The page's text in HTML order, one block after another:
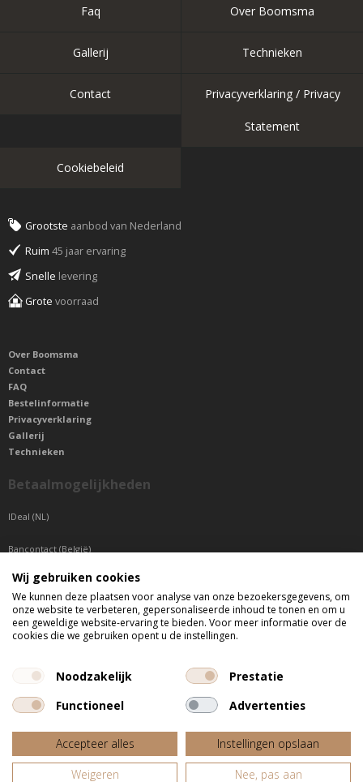
Faq Over Boomsma
Gallerij Technieken
Contact Privacyverklaring / Privacy
Statement
Cookiebeleid
Grootste aanbod van Nederland
Ruim 45 jaar ervaring
Snelle levering
Grote voorraad
Over Boomsma
Contact
FAQ
Bestelinformatie
Privacyverklaring
Gallerij
Technieken
Betaalmogelijkheden
IDeal (NL)
Bancontact (België)
Sepa betaling (Overige landen)
Telefonisch bereikbaar
Website door
Fastware
Wij gebruiken cookies
We kunnen deze plaatsen voor analyse van onze bezoekersgegevens, om
onze website te verbeteren, gepersonaliseerde inhoud te tonen en om u
een geweldige website-ervaring te bieden. Voor meer informatie over de
cookies die we gebruiken opent u de instellingen.
Noodzakelijk
Prestatie
Functioneel
Advertenties
Accepteer alles
Instellingen opslaan
Weigeren
Nee, pas aan